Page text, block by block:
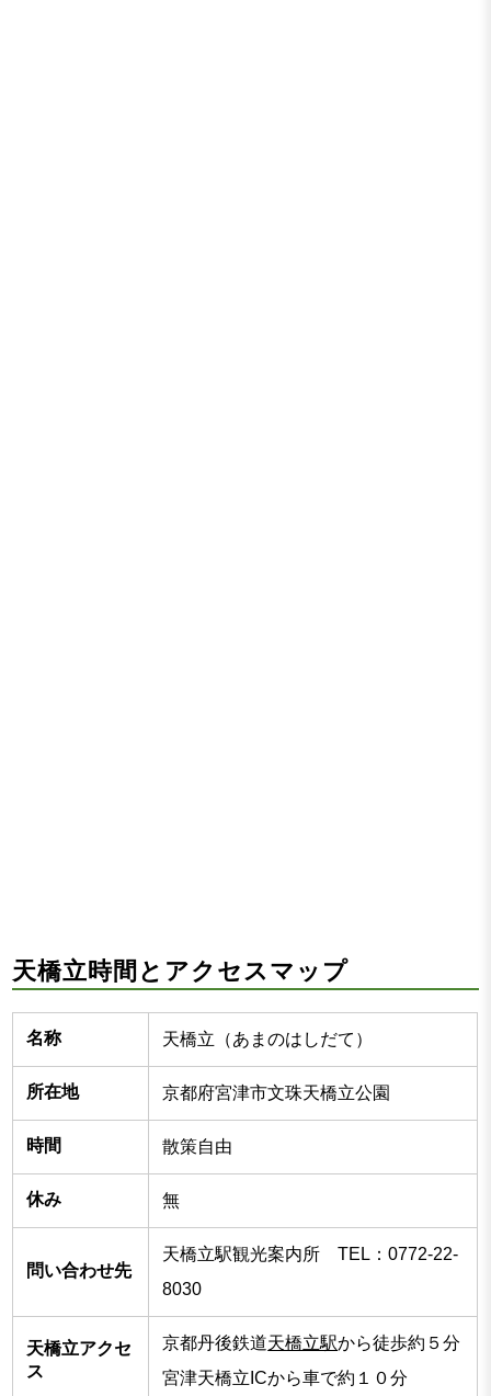
天橋立時間とアクセスマップ
名称 天橋立（あまのはしだて）
所在地 京都府宮津市文珠天橋立公園
時間 散策自由
休み 無
問い合わせ先
天橋立駅観光案内所 TEL：0772-22-
8030
天橋立アクセ
ス
京都丹後鉄道天橋立駅から徒歩約５分
宮津天橋立ICから車で約１０分